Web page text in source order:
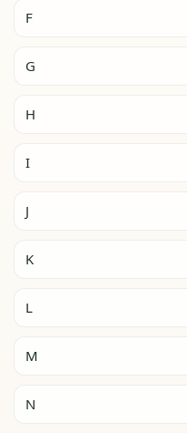
F
G
H
I
J
K
L
M
N